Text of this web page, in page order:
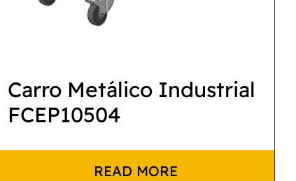
Carro Metálico Industrial
FCEP10504
READ MORE